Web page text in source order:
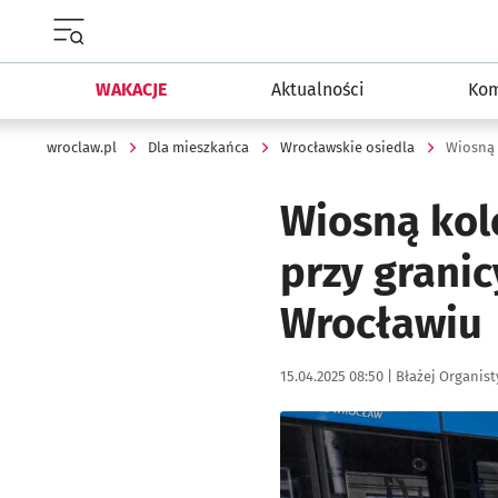
WAKACJE Aktualności
wroclaw.pl Dla mieszkańca Wrocławskie osiedla
Wiosną
przy
Wrocławiu
Data publikacji:
15.04.2025 08:50 | Autor:
Błażej
Kliknij, aby zobaczyć galerię